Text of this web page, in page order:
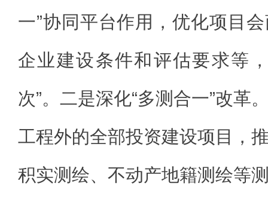
一”协同平台作用，优化项目
企业建设条件和评估要求等
次”。二是深化“多测合一”改革
工程外的全部投资建设项目，
积实测绘、不动产地籍测绘等